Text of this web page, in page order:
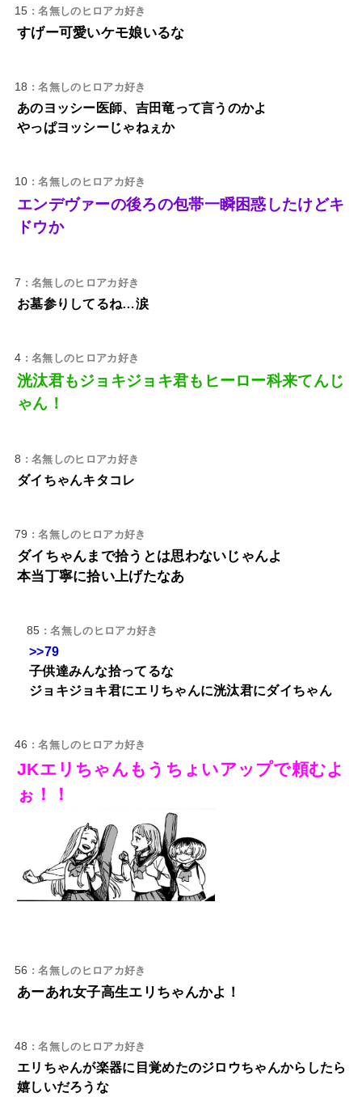
15 : 名無しのヒロアカ好き
すげー可愛いケモ娘いるな
18 : 名無しのヒロアカ好き
あのヨッシー医師、吉田竜って言うのかよ
やっぱヨッシーじゃねぇか
10 : 名無しのヒロアカ好き
エンデヴァーの後ろの包帯一瞬困惑したけどキ
ドウか
7 : 名無しのヒロアカ好き
お墓参りしてるね…涙
4 : 名無しのヒロアカ好き
洸汰君もジョキジョキ君もヒーロー科来てんじ
ゃん！
8 : 名無しのヒロアカ好き
ダイちゃんキタコレ
79 : 名無しのヒロアカ好き
ダイちゃんまで拾うとは思わないじゃんよ
本当丁寧に拾い上げたなあ
85 : 名無しのヒロアカ好き
>>79
子供達みんな拾ってるな
ジョキジョキ君にエリちゃんに洸汰君にダイちゃん
46 : 名無しのヒロアカ好き
JKエリちゃんもうちょいアップで頼むよ
ぉ！！
56 : 名無しのヒロアカ好き
あーあれ女子高生エリちゃんかよ！
48 : 名無しのヒロアカ好き
エリちゃんが楽器に目覚めたのジロウちゃんからしたら
嬉しいだろうな